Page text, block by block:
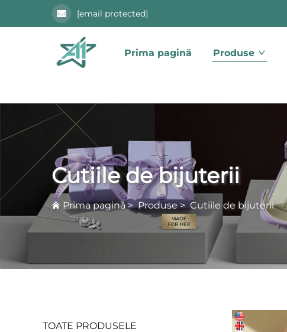
[email protected]
Prima pagină Produse
Cutiile de bijuterii
Prima pagină>Produse>Cutiile de bijuterii
TOATE PRODUSELE